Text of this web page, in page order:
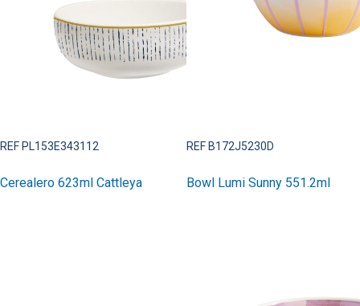
REF PL153E343112
Cerealero 623ml Cattleya
REF B172J5230D
Bowl Lumi Sunny 551.2ml